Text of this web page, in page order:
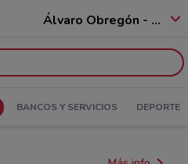
Álvaro Obregón - 01520
BANCOS Y SERVICIOS DEPORTE